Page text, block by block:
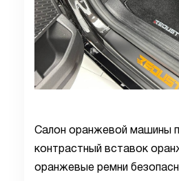
Салон оранжевой машины
контрастный вставок
оранжевые ремни